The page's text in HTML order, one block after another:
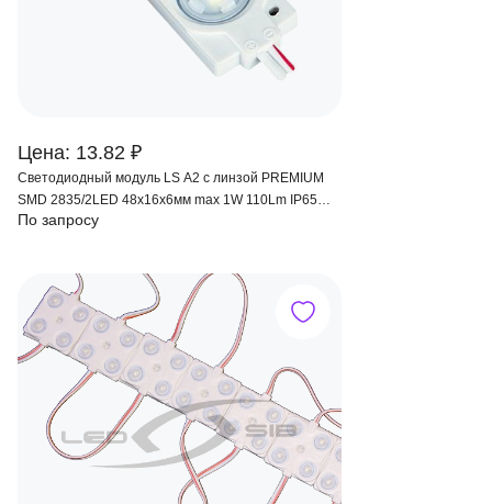
Цена: 13.82 ₽
Светодиодный модуль LS А2 с линзой PREMIUM
SMD 2835/2LED 48х16х6мм max 1W 110Lm IP65
160 °
По запросу